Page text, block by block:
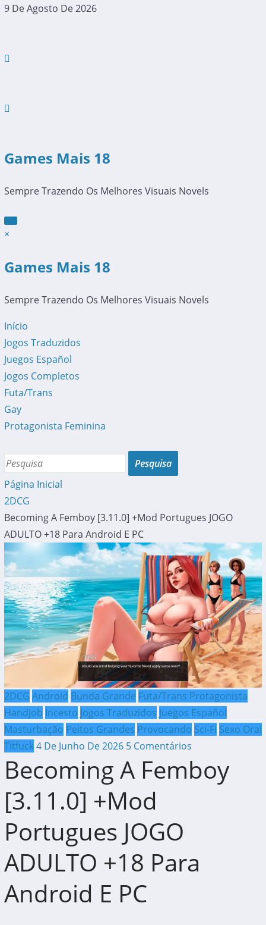
Pular
Conteúdo
9 De Agosto De 2026
Games Mais 18
Sempre Trazendo Os Melhores Visuais Novels
×
Games Mais 18
Sempre Trazendo Os Melhores Visuais Novels
Início
Jogos Traduzidos
Juegos Español
Jogos Completos
Futa/Trans
Gay
Protagonista Feminina
Página Inicial
2DCG
Becoming A Femboy [3.11.0] +Mod Portugues JOGO
ADULTO +18 Para Android E PC
2DCG Android Bunda Grande Futa/Trans Protagonista
Handjob Incesto Jogos Traduzidos Juegos Español
Masturbação Peitos Grandes Provocando Sci-Fi Sexo Oral
Titfuck4 De Junho De 2026 5 Comentários
Becoming A Femboy
[3.11.0] +Mod
Portugues JOGO
ADULTO +18 Para
Android E PC